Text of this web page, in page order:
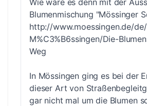
Blumenmischung "Mössinger
http://www.moessingen.de/
M%C3%B6ssingen/Die-
Weg
In Mössingen ging es bei der
dieser Art von
gar nicht mal um die Blumen